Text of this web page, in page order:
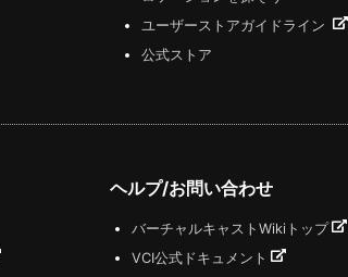
ユーザーストアガイドライン
公式ストア
ヘルプ/お問い合わせ
バーチャルキャストWikiトップ
VCI公式ドキュメント